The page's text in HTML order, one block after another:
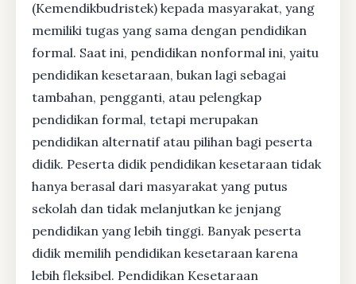
(Kemendikbudristek) kepada masyarakat, yang
memiliki tugas yang sama dengan pendidikan
formal. Saat ini, pendidikan nonformal ini, yaitu
pendidikan kesetaraan, bukan lagi sebagai
tambahan, pengganti, atau pelengkap
pendidikan formal, tetapi merupakan
pendidikan alternatif atau pilihan bagi peserta
didik. Peserta didik pendidikan kesetaraan tidak
hanya berasal dari masyarakat yang putus
sekolah dan tidak melanjutkan ke jenjang
pendidikan yang lebih tinggi. Banyak peserta
didik memilih pendidikan kesetaraan karena
lebih fleksibel. Pendidikan Kesetaraan